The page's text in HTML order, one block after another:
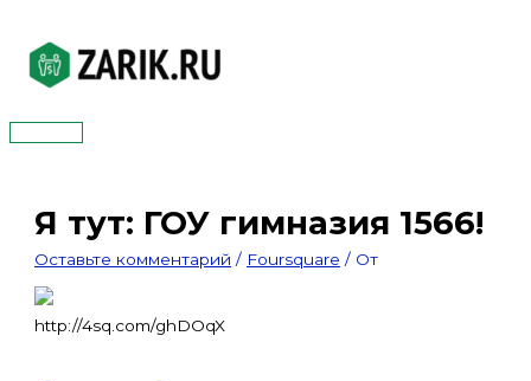
содержимому
Главное
Я тут: ГОУ гимназия 1566!
Оставьте комментарий / Foursquare / От
http://4sq.com/ghDOqX